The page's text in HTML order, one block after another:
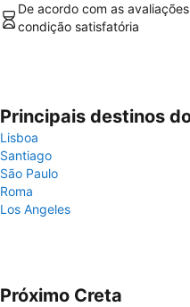
De acordo com as
condição satisfatória
Principais destinos
Lisboa
Santiago
São Paulo
Roma
Los Angeles
Próximo Creta